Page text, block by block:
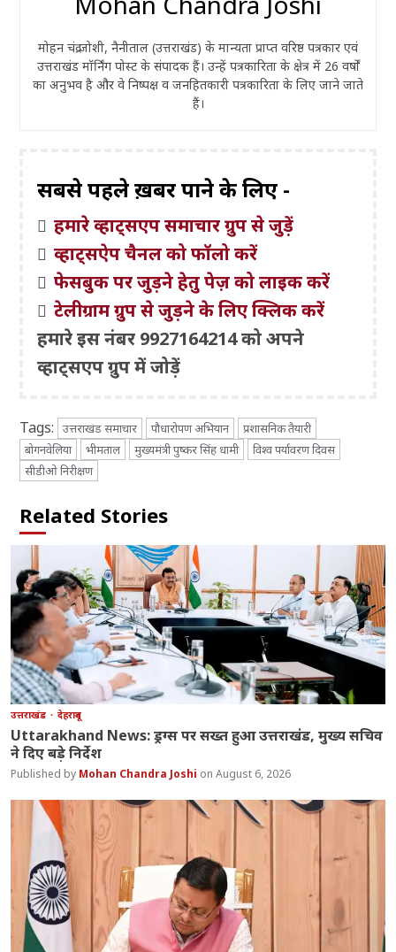
मोहन चंद्र जोशी, नैनीताल (उत्तराखंड) के मान्यता प्राप्त वरिष्ठ पत्रकार एवं
उत्तराखंड मॉर्निंग पोस्ट के संपादक हैं। उन्हें पत्रकारिता के क्षेत्र में 26 वर्षों
का अनुभव है और वे निष्पक्ष व जनहितकारी पत्रकारिता के लिए जाने जाते
हैं।
सबसे पहले ख़बरें पाने के लिए -
हमारे व्हाट्सएप समाचार ग्रुप से जुड़ें
व्हाट्सऐप चैनल को फॉलो करें
फेसबुक पर जुड़ने हेतु पेज़ को लाइक करें
टेलीग्राम ग्रुप से जुड़ने के लिए क्लिक करें
हमारे इस नंबर 9927164214 को अपने
व्हाट्सएप ग्रुप में जोड़ें
Tags: उत्तराखंड समाचार पौधारोपण अभियान
प्रशासनिक तैयारी
बोगनवेलिया
भीमताल मुख्यमंत्री पुष्कर सिंह धामी
विश्व पर्यावरण दिवस
सीडीओ निरीक्षण
Related Stories
उत्तराखंड देहरादून
Uttarakhand News: ड्रग्स पर सख्त हुआ उत्तराखंड, मुख्य सचिव
ने दिए बड़े निर्देश
Mohan Chandra Joshi August 6, 2026